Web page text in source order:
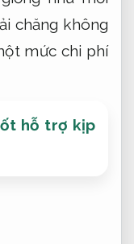
chăng không
mức chi phí
hỗ trợ kịp